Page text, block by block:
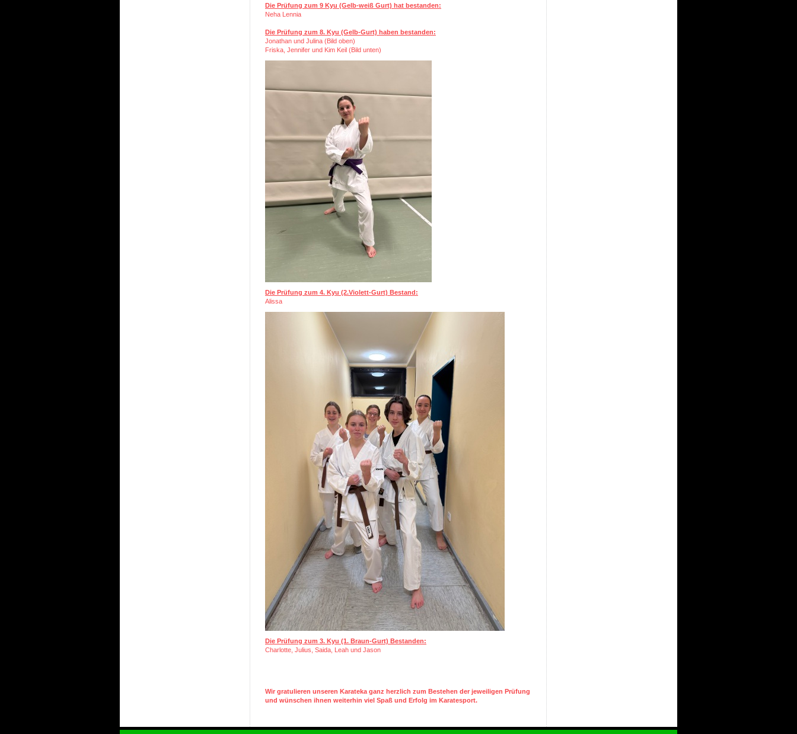
Die Prüfung zum 9 Kyu (Gelb-weiß Gurt) hat bestanden:
Neha Lennia
Die Prüfung zum 8. Kyu (Gelb-Gurt) haben bestanden:
Jonathan und Julina (Bild oben)
Friska, Jennifer und Kim Keil (Bild unten)
Die Prüfung zum 4. Kyu (2.Violett-Gurt) Bestand:
Alissa
Die Prüfung zum 3. Kyu (1. Braun-Gurt) Bestanden:
Charlotte, Julius, Saida, Leah und Jason
Wir gratulieren unseren Karateka ganz herzlich zum Bestehen der jeweiligen Prüfung
und wünschen ihnen weiterhin viel Spaß und Erfolg im Karatesport.